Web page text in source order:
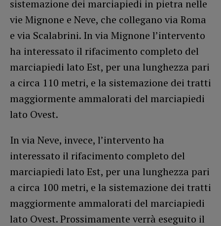
sistemazione dei marciapiedi in pietra nelle
vie Mignone e Neve, che collegano via Roma
e via Scalabrini. In via Mignone l’intervento
ha interessato il rifacimento completo del
marciapiedi lato Est, per una lunghezza pari
a circa 110 metri, e la sistemazione dei tratti
maggiormente ammalorati del marciapiedi
lato Ovest.
In via Neve, invece, l’intervento ha
interessato il rifacimento completo del
marciapiedi lato Est, per una lunghezza pari
a circa 100 metri, e la sistemazione dei tratti
maggiormente ammalorati del marciapiedi
lato Ovest. Prossimamente verrà eseguito il